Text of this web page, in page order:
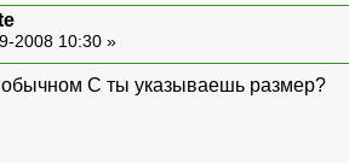
2008 10:30 »
C ты указываешь размер?